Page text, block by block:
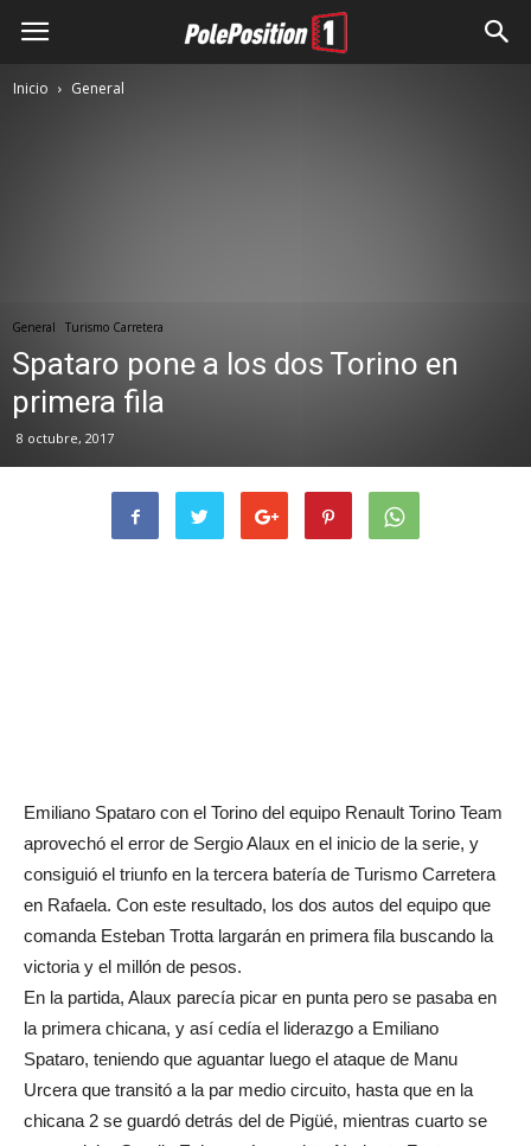
Inicio General
General Turismo Carretera
Spataro pone a los dos Torino en
primera fila
8 octubre, 2017
Emiliano Spataro con el Torino del equipo Renault Torino Team
aprovechó el error de Sergio Alaux en el inicio de la serie, y
consiguió el triunfo en la tercera batería de Turismo Carretera
en Rafaela. Con este resultado, los dos autos del equipo que
comanda Esteban Trotta largarán en primera fila buscando la
victoria y el millón de pesos.
En la partida, Alaux parecía picar en punta pero se pasaba en
la primera chicana, y así cedía el liderazgo a Emiliano
Spataro, teniendo que aguantar luego el ataque de Manu
Urcera que transitó a la par medio circuito, hasta que en la
chicana 2 se guardó detrás del de Pigüé, mientras cuarto se